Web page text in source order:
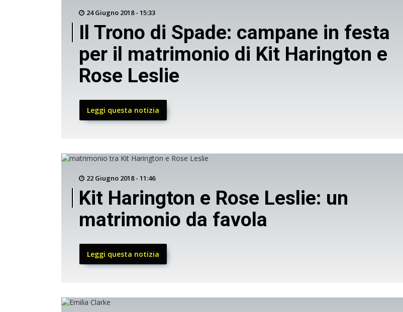
24 Giugno 2018 - 15:33
Il Trono di Spade: campane in festa
per il matrimonio di Kit Harington e
Rose Leslie
Leggi questa notizia
22 Giugno 2018 - 11:46
Kit Harington e Rose Leslie: un
matrimonio da favola
Leggi questa notizia